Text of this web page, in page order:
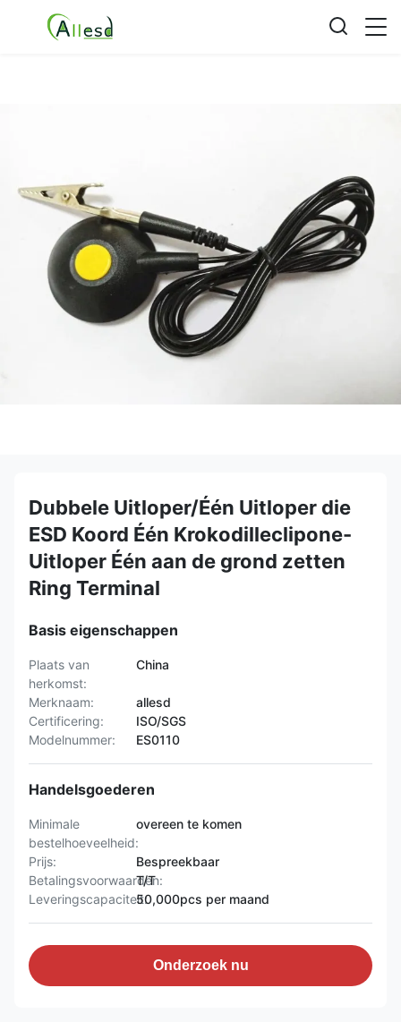
Dubbele Uitloper/Één Uitloper die
ESD Koord Één Krokodilleclipone-
Uitloper Één aan de grond zetten
Ring Terminal
Basis eigenschappen
Plaats van
herkomst:
China
Merknaam:
allesd
Certificering:
ISO/SGS
Modelnummer:
ES0110
Handelsgoederen
Minimale
bestelhoeveelheid:
overeen te komen
Prijs:
Bespreekbaar
Betalingsvoorwaarden:
T/T
Leveringscapaciteit:50,000pcs per maand
Onderzoek nu